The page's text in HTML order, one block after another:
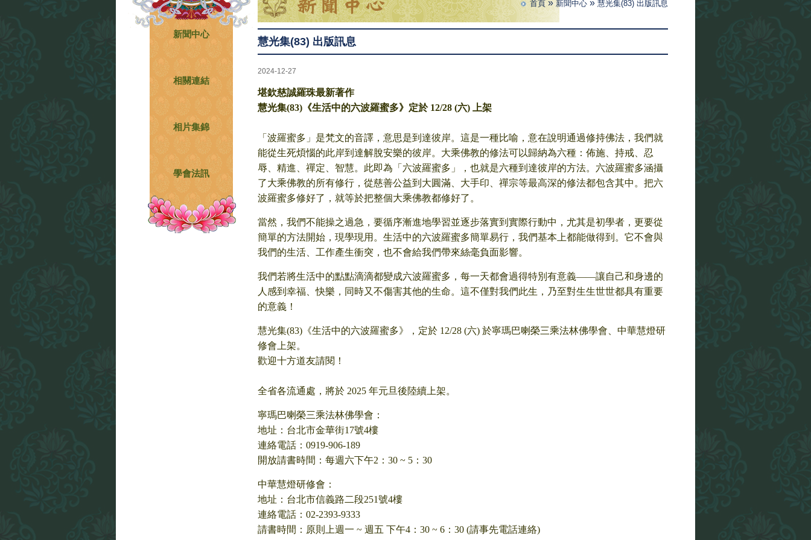
新聞中心
相關連結
相片集錦
學會法訊
首頁 » 新聞中心 » 慧光集(83) 出版訊息
慧光集(83) 出版訊息
2024-12-27
堪欽慈誠羅珠最新著作
慧光集(83)《生活中的六波羅蜜多》定於 12/28 (六) 上架
「波羅蜜多」是梵文的音譯，意思是到達彼岸。這是一種比喻，意在說明通過修持佛法，我們就
能從生死煩惱的此岸到達解脫安樂的彼岸。大乘佛教的修法可以歸納為六種：佈施、持戒、忍
辱、精進、禪定、智慧。此即為「六波羅蜜多」，也就是六種到達彼岸的方法。六波羅蜜多涵攝
了大乘佛教的所有修行，從慈善公益到大圓滿、大手印、禪宗等最高深的修法都包含其中。把六
波羅蜜多修好了，就等於把整個大乘佛教都修好了。
當然，我們不能操之過急，要循序漸進地學習並逐步落實到實際行動中，尤其是初學者，更要從
簡單的方法開始，現學現用。生活中的六波羅蜜多簡單易行，我們基本上都能做得到。它不會與
我們的生活、工作產生衝突，也不會給我們帶來絲毫負面影響。
我們若將生活中的點點滴滴都變成六波羅蜜多，每一天都會過得特別有意義——讓自己和身邊的
人感到幸福、快樂，同時又不傷害其他的生命。這不僅對我們此生，乃至對生生世世都具有重要
的意義！
慧光集(83)《生活中的六波羅蜜多》，定於 12/28 (六) 於寧瑪巴喇榮三乘法林佛學會、中華慧燈研
修會上架。
歡迎十方道友請閱！
全省各流通處，將於 2025 年元旦後陸續上架。
寧瑪巴喇榮三乘法林佛學會：
地址：台北市金華街17號4樓
連絡電話：0919-906-189
開放請書時間：每週六下午2：30 ~ 5：30
中華慧燈研修會：
地址：台北市信義路二段251號4樓
連絡電話：02-2393-9333
請書時間：原則上週一 ~ 週五 下午4：30 ~ 6：30 (請事先電話連絡)